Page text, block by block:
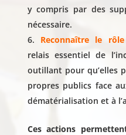
y compris par des
nécessaire.
Reconnaître le
relais essentiel de
outillant pour qu’elles
propres publics face
dématérialisation et à
Ces actions